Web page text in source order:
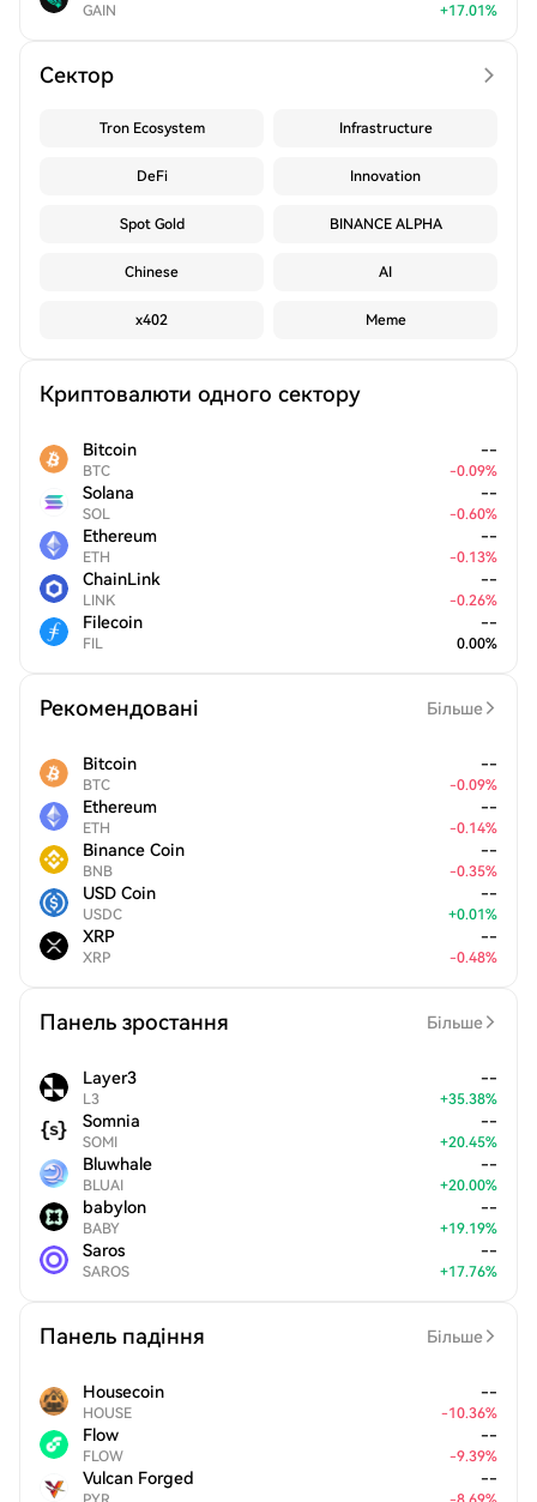
GAIN +17.01%
Сектор
Tron Ecosystem Infrastructure
DeFi Innovation
Spot Gold BINANCE ALPHA
Chinese AI
x402 Meme
Криптовалюти одного сектору
Bitcoin
BTC
--
-0.09%
Solana
SOL
--
-0.60%
Ethereum
ETH
--
-0.13%
ChainLink
LINK
--
-0.26%
Filecoin
FIL
--
0.00%
Рекомендовані Більше
Bitcoin
BTC
--
-0.09%
Ethereum
ETH
--
-0.14%
Binance Coin
BNB
--
-0.35%
USD Coin
USDC
--
+0.01%
XRP
XRP
--
-0.48%
Панель зростання Більше
Layer3
L3
--
+35.38%
Somnia
SOMI
--
+20.45%
Bluwhale
BLUAI
--
+20.00%
babylon
BABY
--
+19.19%
Saros
SAROS
--
+17.76%
Панель падіння Більше
Housecoin
HOUSE
--
-10.36%
Flow
FLOW
--
-9.39%
Vulcan Forged --